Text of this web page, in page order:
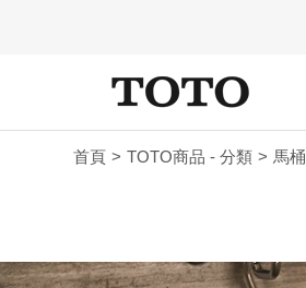
首頁 TOTO商品 - 分類 馬桶